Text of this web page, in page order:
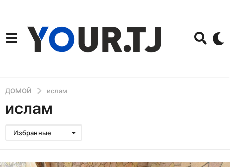
ДОМОЙ ислам
ислам
Избранные